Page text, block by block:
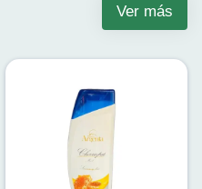
Ver más